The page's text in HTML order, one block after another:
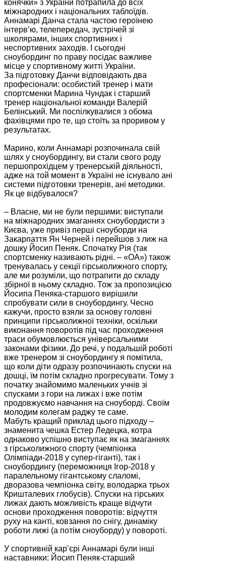
конячки» з України потрапила до всіх
міжнародних і національних таблоїдів.
Аннамарі Данча стала частою героїнею
інтерв’ю, телепередач, зустрічей зі
школярами, інших спортивних і
неспортивних заходів. І сьогодні
сноубординг по праву посідає важливе
місце у спортивному житті України.
За підготовку Данчи відповідають два
професіонали: особистий тренер і мати
спортсменки Марина Чундак і старший
тренер національної команди Валерій
Белінський. Ми поспілкувалися з обома
фахівцями про те, що стоїть за проривом у
результатах.
Марино, коли Аннамарі розпочинала свій
шлях у сноубордингу, ви стали свого роду
першопрохідцем у тренерській діяльності,
адже на той момент в Україні не існувало ані
системи підготовки тренерів, ані методики.
Як це відбувалося?
– Власне, ми не були першими: виступали
на міжнародних змаганнях сноубордисти з
Києва, уже привіз перші сноуборди на
Закарпаття Ян Черней і перейшов з лиж на
дошку Йосип Пеняк. Спочатку Рія (так
спортсменку називають рідні. – «ОА») також
тренувалась у секції гірськолижного спорту,
але ми розуміли, що потрапити до складу
збірної в ньому складно. Тож за пропозицією
Йосипа Пеняка-старшого вирішили
спробувати сили в сноубордингу. Чесно
кажучи, просто взяли за основу головні
принципи гірськолижної техніки, оскільки
виконання поворотів під час проходження
траси обумовлюється універсальними
законами фізики. До речі, у подальшій роботі
вже тренером зі сноубордингу я помітила,
що коли діти одразу розпочинають спуски на
дошці, їм потім складно прогресувати. Тому з
початку знайомимо маленьких учнів зі
спусками з гори на лижах і вже потім
продовжуємо навчання на сноуборді. Своїм
молодим колегам раджу те саме.
Мабуть кращий приклад цього підходу –
знаменита чешка Естер Ледецка, котра
однаково успішно виступає як на змаганнях
з гірськолижного спорту (чемпіонка
Олімпіади-2018 у супер-гіганті), так і
сноубордингу (переможниця Ігор-2018 у
паралельному гігантському слаломі,
дворазова чемпіонка світу, володарка трьох
Кришталевих глобусів). Спуски на гірських
лижах дають можливість краще відчути
основи проходження поворотів: відчуття
руху на канті, ковзання по снігу, динаміку
роботи лижі (а потім сноуборду) у повороті.
У спортивній кар’єрі Аннамарі були інші
наставники: Йосип Пеняк-старший